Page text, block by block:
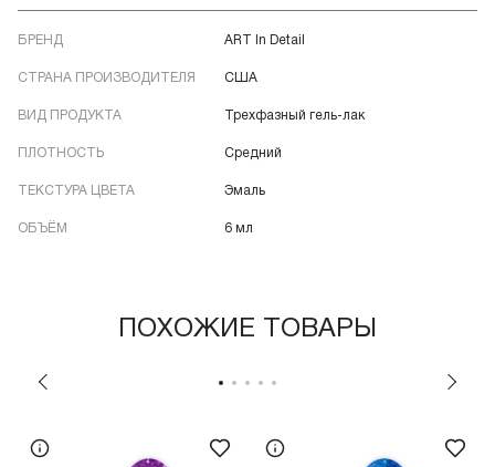
БРЕНД ART In Detail
СТРАНА ПРОИЗВОДИТЕЛЯ США
ВИД ПРОДУКТА Трехфазный гель-лак
ПЛОТНОСТЬ Средний
ТЕКСТУРА ЦВЕТА Эмаль
ОБЪЁМ 6 мл
ПОХОЖИЕ ТОВАРЫ